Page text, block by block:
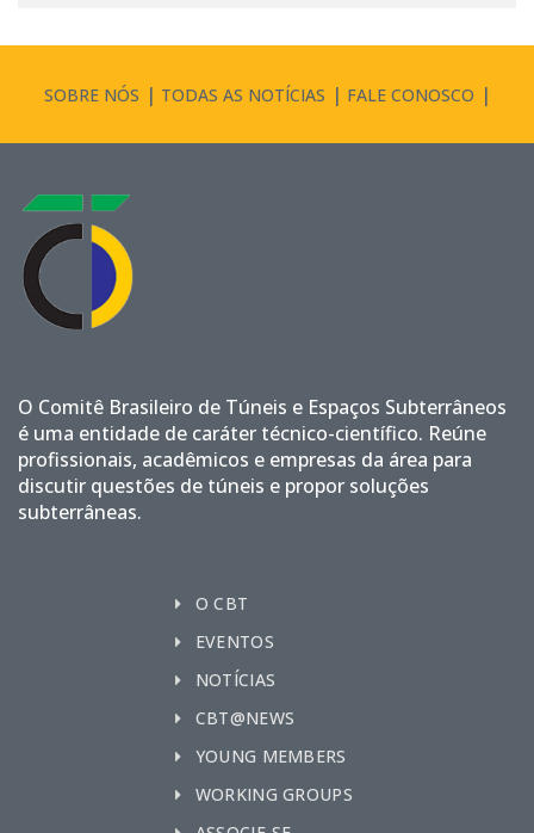
SOBRE NÓS TODAS AS NOTÍCIAS FALE CONOSCO
O Comitê Brasileiro de Túneis e Espaços Subterrâneos
é uma entidade de caráter técnico-científico. Reúne
profissionais, acadêmicos e empresas da área para
discutir questões de túneis e propor soluções
subterrâneas.
O CBT
EVENTOS
NOTÍCIAS
CBT@NEWS
YOUNG MEMBERS
WORKING GROUPS